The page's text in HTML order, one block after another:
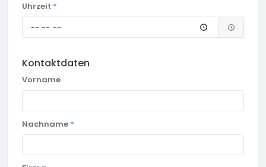
Uhrzeit *
Kontaktdaten
Vorname
Nachname *